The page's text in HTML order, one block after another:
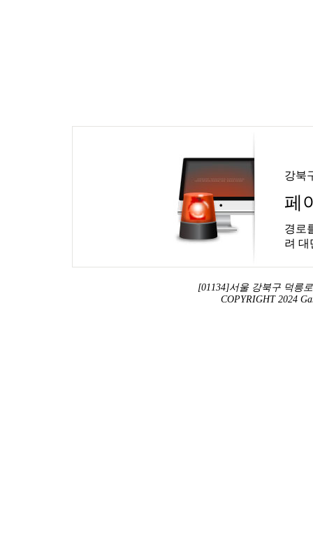
강북
페
경로
려 대
[01134]서울 강북구 덕릉
COPYRIGHT 2024